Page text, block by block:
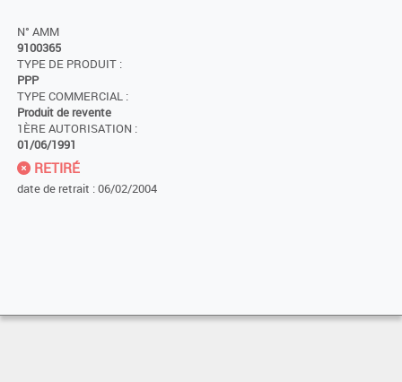
N° AMM
9100365
TYPE DE PRODUIT :
PPP
TYPE COMMERCIAL :
Produit de revente
1ÈRE AUTORISATION :
01/06/1991
RETIRÉ
date de retrait : 06/02/2004